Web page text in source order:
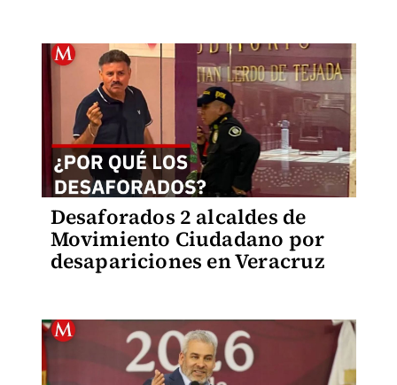
Desaforados 2 alcaldes de
Movimiento Ciudadano por
desapariciones en Veracruz